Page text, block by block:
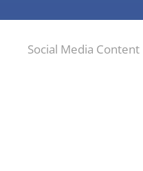
Social Media Content